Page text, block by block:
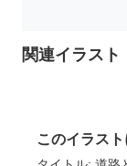
関連イラスト
このイラス